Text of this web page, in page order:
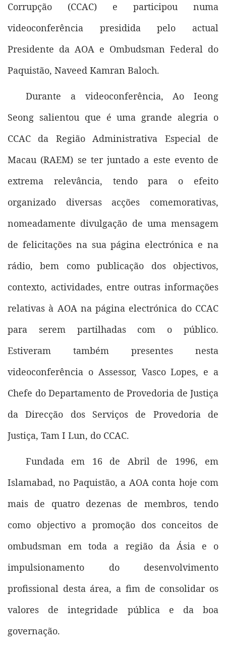
Corrupção (CCAC) e participou numa
videoconferência presidida pelo actual
Presidente da AOA e Ombudsman Federal do
Paquistão, Naveed Kamran Baloch.
Durante a videoconferência, Ao Ieong
Seong salientou que é uma grande alegria o
CCAC da Região Administrativa Especial de
Macau (RAEM) se ter juntado a este evento de
extrema relevância, tendo para o efeito
organizado diversas acções comemorativas,
nomeadamente divulgação de uma mensagem
de felicitações na sua página electrónica e na
rádio, bem como publicação dos objectivos,
contexto, actividades, entre outras informações
relativas à AOA na página electrónica do CCAC
para serem partilhadas com o público.
Estiveram também presentes nesta
videoconferência o Assessor, Vasco Lopes, e a
Chefe do Departamento de Provedoria de Justiça
da Direcção dos Serviços de Provedoria de
Justiça, Tam I Lun, do CCAC.
Fundada em 16 de Abril de 1996, em
Islamabad, no Paquistão, a AOA conta hoje com
mais de quatro dezenas de membros, tendo
como objectivo a promoção dos conceitos de
ombudsman em toda a região da Ásia e o
impulsionamento do desenvolvimento
profissional desta área, a fim de consolidar os
valores de integridade pública e da boa
governação.